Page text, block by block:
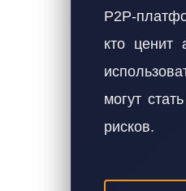
P2P-
кто ценит
могут
рисков.